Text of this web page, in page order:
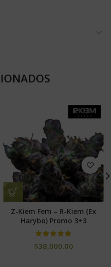
Z-Kiem Fem – R-Kiem (Ex
Harybo) Promo 3+3
$38,000.00